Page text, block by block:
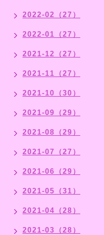
2022-02（27）
2022-01（27）
2021-12（27）
2021-11（27）
2021-10（30）
2021-09（29）
2021-08（29）
2021-07（27）
2021-06（29）
2021-05（31）
2021-04（28）
2021-03（28）